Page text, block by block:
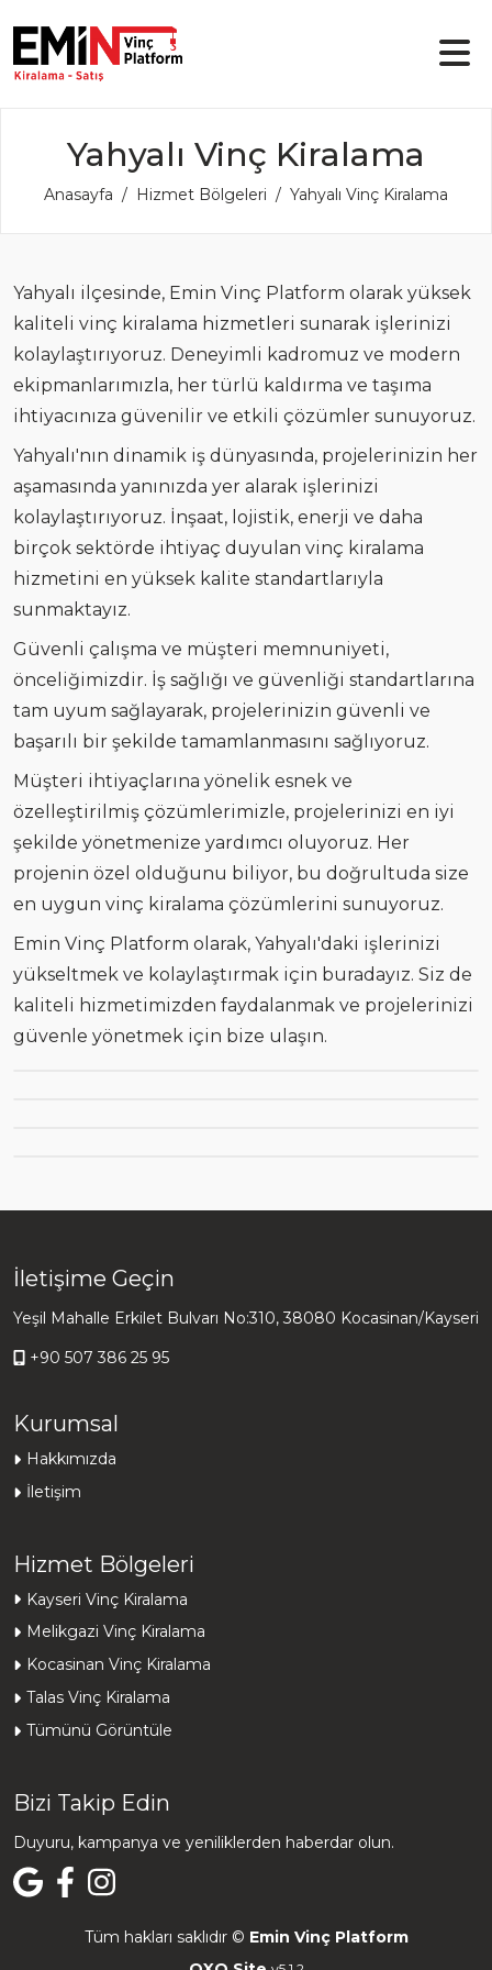
Yahyalı Vinç Kiralama
Anasayfa Hizmet Bölgeleri Yahyalı Vinç Kiralama
Yahyalı ilçesinde, Emin Vinç Platform olarak yüksek
kaliteli vinç kiralama hizmetleri sunarak işlerinizi
kolaylaştırıyoruz. Deneyimli kadromuz ve modern
ekipmanlarımızla, her türlü kaldırma ve taşıma
ihtiyacınıza güvenilir ve etkili çözümler sunuyoruz.
Yahyalı'nın dinamik iş dünyasında, projelerinizin her
aşamasında yanınızda yer alarak işlerinizi
kolaylaştırıyoruz. İnşaat, lojistik, enerji ve daha
birçok sektörde ihtiyaç duyulan vinç kiralama
hizmetini en yüksek kalite standartlarıyla
sunmaktayız.
Güvenli çalışma ve müşteri memnuniyeti,
önceliğimizdir. İş sağlığı ve güvenliği standartlarına
tam uyum sağlayarak, projelerinizin güvenli ve
başarılı bir şekilde tamamlanmasını sağlıyoruz.
Müşteri ihtiyaçlarına yönelik esnek ve
özelleştirilmiş çözümlerimizle, projelerinizi en iyi
şekilde yönetmenize yardımcı oluyoruz. Her
projenin özel olduğunu biliyor, bu doğrultuda size
en uygun vinç kiralama çözümlerini sunuyoruz.
Emin Vinç Platform olarak, Yahyalı'daki işlerinizi
yükseltmek ve kolaylaştırmak için buradayız. Siz de
kaliteli hizmetimizden faydalanmak ve projelerinizi
güvenle yönetmek için bize ulaşın.
İletişime Geçin
Yeşil Mahalle Erkilet Bulvarı No:310, 38080 Kocasinan/Kayseri
+90 507 386 25 95
Kurumsal
Hakkımızda
İletişim
Hizmet Bölgeleri
Kayseri Vinç Kiralama
Melikgazi Vinç Kiralama
Kocasinan Vinç Kiralama
Talas Vinç Kiralama
Tümünü Görüntüle
Bizi Takip Edin
Duyuru, kampanya ve yeniliklerden haberdar olun.
Tüm hakları saklıdır © Emin Vinç Platform